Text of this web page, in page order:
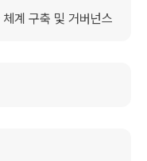
계 구축 및 거버넌스